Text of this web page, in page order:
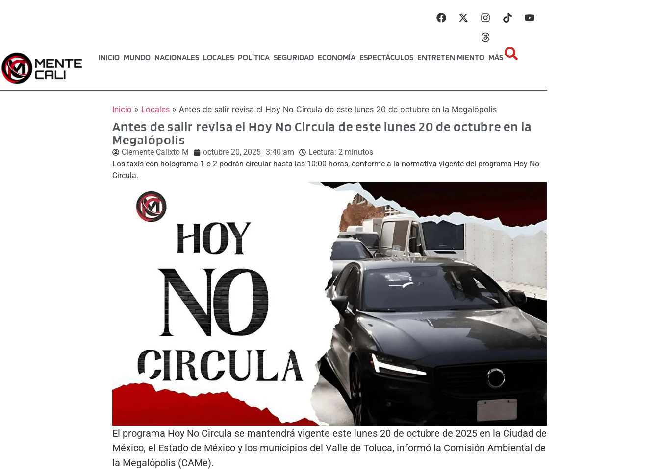
INICIO MUNDO NACIONALES LOCALES POLÍTICA SEGURIDAD ECONOMÍA ESPECTÁCULOS ENTRETENIMIENTO MÁS
Inicio » Locales» Antes de salir revisa el Hoy No Circula de este lunes 20 de octubre en la Megalópolis
Antes de salir revisa el Hoy No Circula de este lunes 20 de octubre en la
Megalópolis
Clemente Calixto M octubre 20, 2025 3:40 am Lectura: 2 minutos
Los taxis con holograma 1 o 2 podrán circular hasta las 10:00 horas, conforme a la normativa vigente del programa Hoy No
Circula.
El programa Hoy No Circula se mantendrá vigente este lunes 20 de octubre de 2025 en la Ciudad de
México, el Estado de México y los municipios del Valle de Toluca, informó la Comisión Ambiental de
la Megalópolis (CAMe).